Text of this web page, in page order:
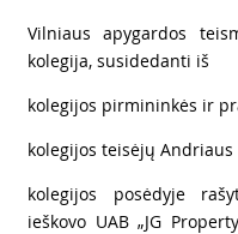
Vilniaus apygardos
kolegija, susidedanti iš
kolegijos pirmininkės ir
kolegijos teisėjų
kolegijos posėdyje
ieškovo UAB „JG